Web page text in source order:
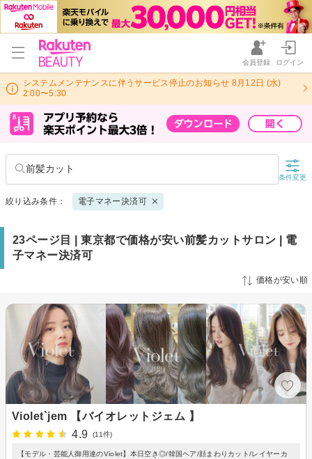
会員登録 ログイン
システムメンテナンスに伴うサービス停止のお知らせ 8月12日 (水)
2:00〜5:30
前髪カット
条件変更
絞り込み条件： 電子マネー決済可
23ページ目 | 東京都で価格が安い前髪カットサロン | 電
子マネー決済可
価格が安い順
Violet`jem 【バイオレットジェム 】
4.9
(11件)
【モデル・芸能人御用達のViolet】本日空き◎/韓国ヘア/顔まわりカット/レイヤーカ